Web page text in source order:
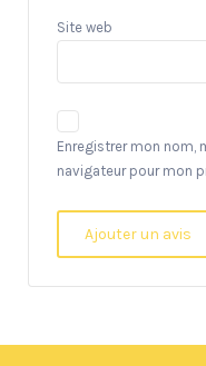
Site web
Enregistrer mon nom,
navigateur pour mon